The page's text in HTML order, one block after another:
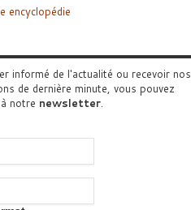
encyclopédie
informé de l'actualité ou recevoir nos
de dernière minute, vous pouvez
notre newsletter.